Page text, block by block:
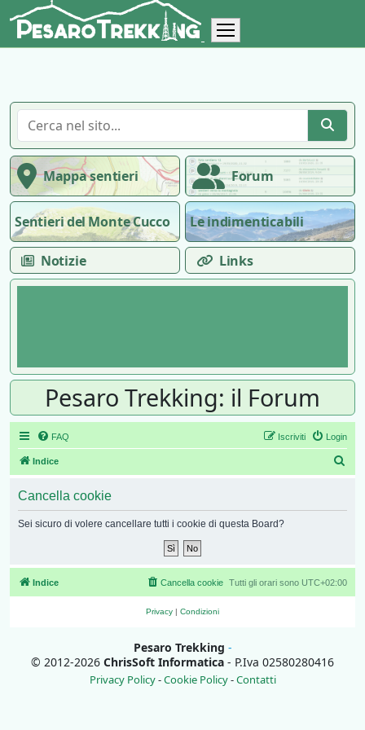
Pesaro Trekking: il Forum
FAQ Login
Iscriviti
Indice
Cancella cookie
Sei sicuro di volere cancellare tutti i cookie di questa Board?
Indice Tutti gli orari sono UTC+02:00
Cancella cookie
Privacy Condizioni
Mappa sentieri Forum
Sentieri del Monte Cucco Le indimenticabili
Notizie Links
Pesaro Trekking -
© 2012-2026 ChrisSoft Informatica - P.Iva 02580280416
Privacy Policy-Cookie Policy-Contatti